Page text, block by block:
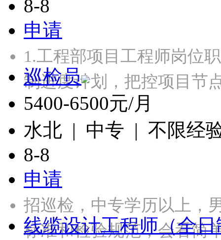
8-8
申请
1.工程部项目工程师岗位
制进度计划，把控项目
巡检员
5400-6500元/月
水北 | 中专 | 不限经
8-8
申请
招巡检，中专学历以上，
标准和检验规范，会看
线缆设计工程师（全